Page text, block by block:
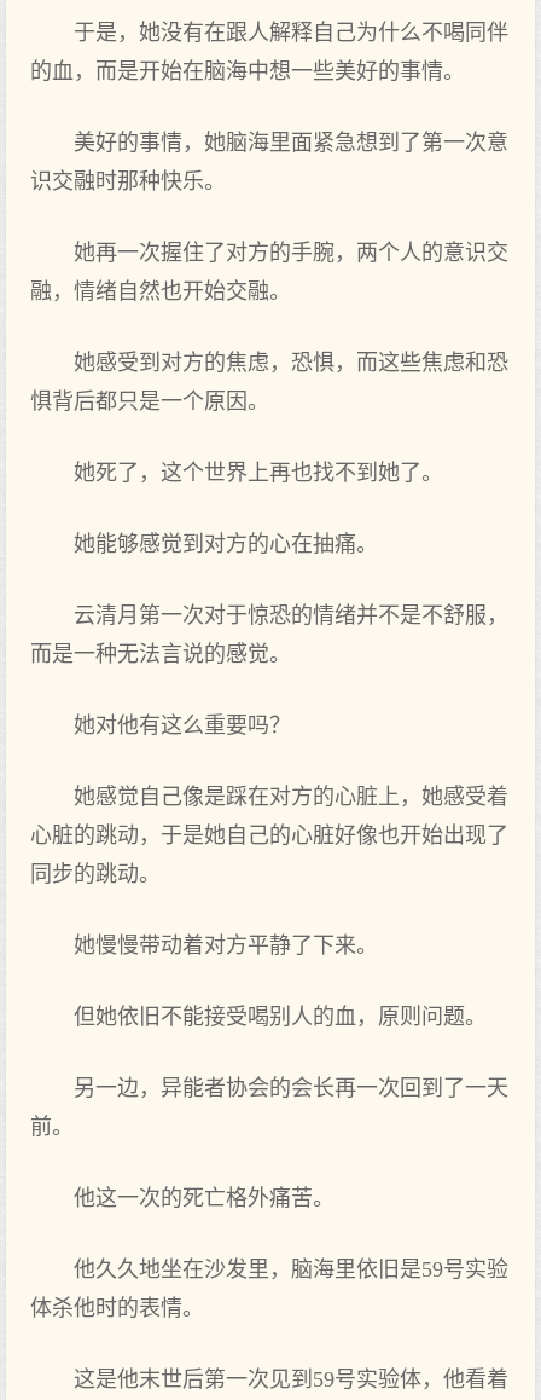
于是，她没有在跟人解释自己为什么不喝同伴
的血，而是开始在脑海中想一些美好的事情。
美好的事情，她脑海里面紧急想到了第一次意
识交融时那种快乐。
她再一次握住了对方的手腕，两个人的意识交
融，情绪自然也开始交融。
她感受到对方的焦虑，恐惧，而这些焦虑和恐
惧背后都只是一个原因。
她死了，这个世界上再也找不到她了。
她能够感觉到对方的心在抽痛。
云清月第一次对于惊恐的情绪并不是不舒服，
而是一种无法言说的感觉。
她对他有这么重要吗？
她感觉自己像是踩在对方的心脏上，她感受着
心脏的跳动，于是她自己的心脏好像也开始出现了
同步的跳动。
她慢慢带动着对方平静了下来。
但她依旧不能接受喝别人的血，原则问题。
另一边，异能者协会的会长再一次回到了一天
前。
他这一次的死亡格外痛苦。
他久久地坐在沙发里，脑海里依旧是59号实验
体杀他时的表情。
这是他末世后第一次见到59号实验体，他看着